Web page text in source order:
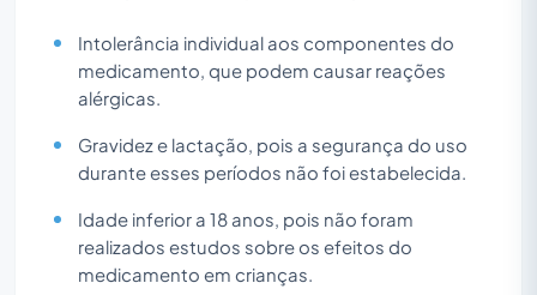
Intolerância individual aos componentes do
medicamento, que podem causar reações
alérgicas.
Gravidez e lactação, pois a segurança do uso
durante esses períodos não foi estabelecida.
Idade inferior a 18 anos, pois não foram
realizados estudos sobre os efeitos do
medicamento em crianças.